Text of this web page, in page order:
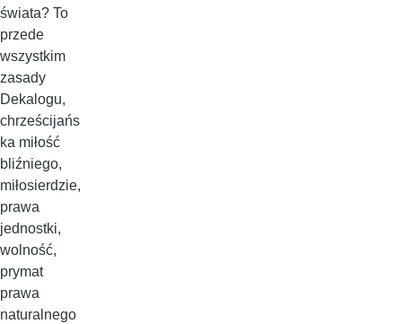
świata? To
przede
wszystkim
zasady
Dekalogu,
chrześcijańs
ka miłość
bliźniego,
miłosierdzie,
prawa
jednostki,
wolność,
prymat
prawa
naturalnego